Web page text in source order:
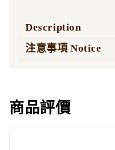
Description
注意事項 Notice
商品評價